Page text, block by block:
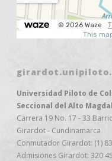
Universidad Piloto de
Seccional del Alto
Carrera 19 No. 17 - 33
Girardot - Cundinamarca
Conmutador Girardot: (1)
Admisiones Girardot: 320